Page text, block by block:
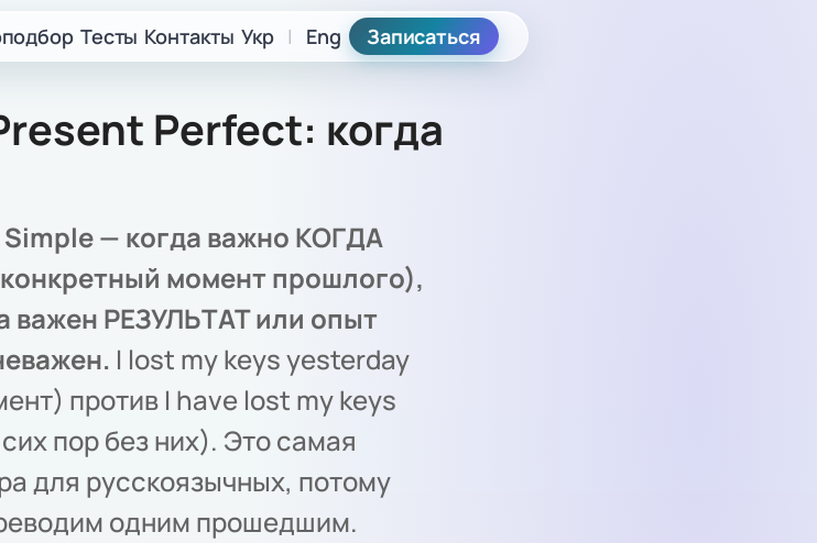
Тесты Контакты Укр | Eng Записаться
Perfect: когда
— когда важно КОГДА
момент прошлого),
важен РЕЗУЛЬТАТ или опыт
I lost my keys yesterday
против I have lost my keys
пор без них). Это самая
для русскоязычных, потому
одним прошедшим.